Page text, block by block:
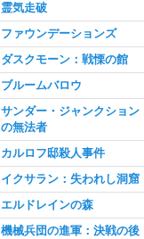
霊気走破
ファウンデーションズ
ダスクモーン：戦慄の館
ブルームバロウ
サンダー・ジャンクション
の無法者
カルロフ邸殺人事件
イクサラン：失われし洞窟
エルドレインの森
機械兵団の進軍：決戦の後